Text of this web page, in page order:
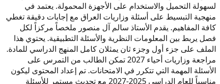
لسهولة التحميل والاستخدام على الأجهزة المحمولة. يعتمد في
منهجية التبسيط على أسئلة وزاريات العراق مع إجابات دقيقة تغطي
كافة المفاهيم. يقدم الأستاذ سالم آل منصور ملخصاً مركزاً لكل
فصل يربط بين المعلومات النظرية والأسئلة التطبيقية. يحتوي هذا
الملف على جزء أول وجزء ثان يمثلان كامل المنهج الدراسي للمادة.
مراجعة وزاريات أحياء 2027 تمكن الطالب من التمرس على
الأسئلة المهمة التي تتكرر في الامتحانات. تم إعداد المحتوى ليكون
مناسباً للعام الدراسي 2025-2027 مع تحديث مستمر للأسئلة